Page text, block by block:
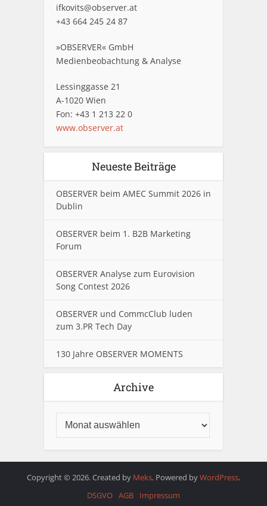
ifkovits@observer.at
+43 664 245 24 87
»OBSERVER« GmbH
Medienbeobachtung & Analyse
Lessinggasse 21
A-1020 Wien
Fon: +43 1 213 22 0
www.observer.at
Neueste Beiträge
OBSERVER beim AMEC Summit 2026 in
Dublin
OBSERVER beim 1. B2B Marketing
Forum
OBSERVER Analyse zum Eurovision
Song Contest 2026
OBSERVER und CommcClub luden
zum 3.PR Tech Day
130 Jahre OBSERVER MOMENTS
Archive
Copyright © 2026. Created by Meks. Powered byWordPress.
DSGVO AGB Impressum